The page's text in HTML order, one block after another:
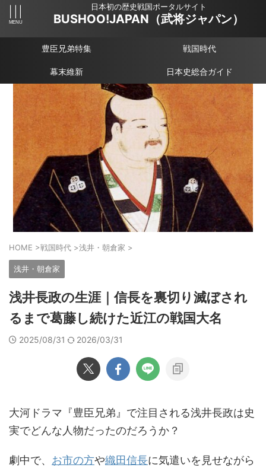
日本初の歴史戦国ポータルサイト
BUSHOO!JAPAN（武将ジャパン）
豊臣兄弟特集 戦国時代
幕末維新 日本史総合ガイド
HOME >戦国時代 >浅井・朝倉家 >
浅井・朝倉家
浅井長政の生涯｜信長を裏切り滅ぼされ
るまで葛藤し続けた近江の戦国大名
2025/08/31 2026/03/31
大河ドラマ『豊臣兄弟』で注目される浅井長政は史
実でどんな人物だったのだろうか？
劇中で、 お市の方や織田信長に気遣いを見せながら